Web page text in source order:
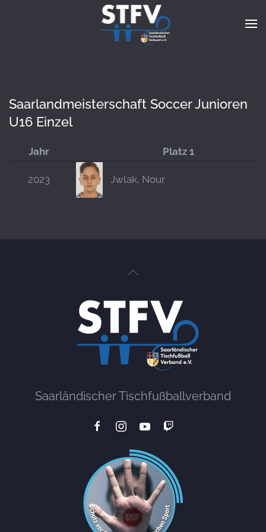
Zum Hauptinhalt springen
Saarlandmeisterschaft Soccer Junioren
U16 Einzel
Jahr Platz 1
2023 Jwlak, Nour
Saarländischer Tischfußballverband